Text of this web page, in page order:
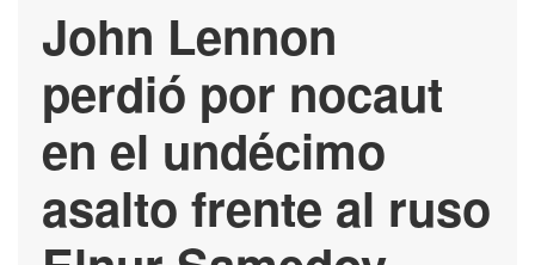
John Lennon
perdió por nocaut
en el undécimo
asalto frente al ruso